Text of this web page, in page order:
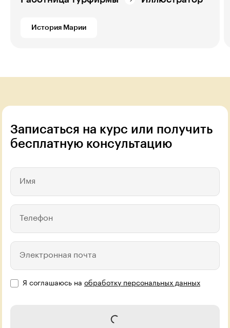
История Марии
Записаться на курс или получить
бесплатную консультацию
Имя
Телефон
Электронная почта
Я соглашаюсь на обработку персональных данных
Записаться на курс